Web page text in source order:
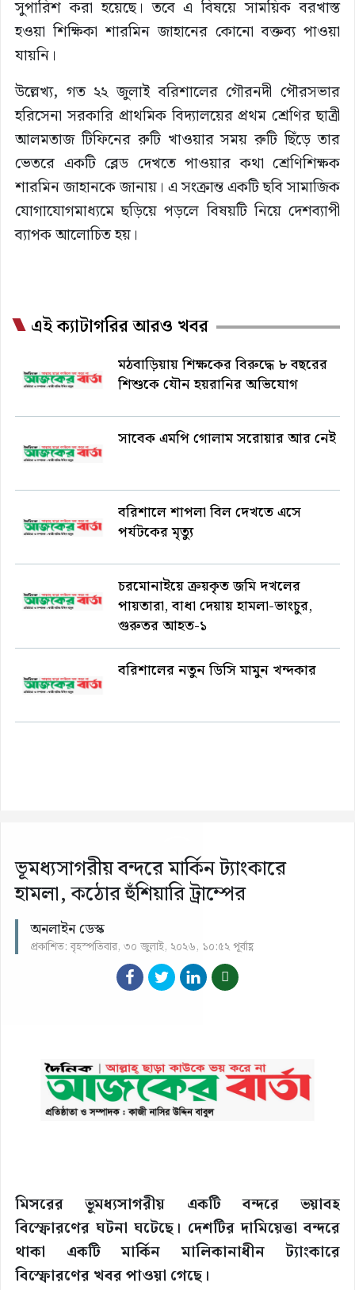
সুপারিশ করা হয়েছে। তবে এ বিষয়ে সাময়িক বরখাস্ত
হওয়া শিক্ষিকা শারমিন জাহানের কোনো বক্তব্য পাওয়া
যায়নি।
উল্লেখ্য, গত ২২ জুলাই বরিশালের গৌরনদী পৌরসভার
হরিসেনা সরকারি প্রাথমিক বিদ্যালয়ের প্রথম শ্রেণির ছাত্রী
আলমতাজ টিফিনের রুটি খাওয়ার সময় রুটি ছিঁড়ে তার
ভেতরে একটি ব্লেড দেখতে পাওয়ার কথা শ্রেণিশিক্ষক
শারমিন জাহানকে জানায়। এ সংক্রান্ত একটি ছবি সামাজিক
যোগাযোগমাধ্যমে ছড়িয়ে পড়লে বিষয়টি নিয়ে দেশব্যাপী
ব্যাপক আলোচিত হয়।
এই ক্যাটাগরির আরও খবর
মঠবাড়িয়ায় শিক্ষকের বিরুদ্ধে ৮ বছরের
শিশুকে যৌন হয়রানির অভিযোগ
সাবেক এমপি গোলাম সরোয়ার আর নেই
বরিশালে শাপলা বিল দেখতে এসে
পর্যটকের মৃত্যু
চরমোনাইয়ে ক্রয়কৃত জমি দখলের
পায়তারা, বাধা দেয়ায় হামলা-ভাংচুর,
গুরুতর আহত-১
বরিশালের নতুন ডিসি মামুন খন্দকার
ভূমধ্যসাগরীয় বন্দরে মার্কিন ট্যাংকারে
হামলা, কঠোর হুঁশিয়ারি ট্রাম্পের
অনলাইন ডেস্ক
প্রকাশিত: বৃহস্পতিবার, ৩০ জুলাই, ২০২৬, ১০:৫২ পূর্বাহ্ণ
মিসরের ভূমধ্যসাগরীয় একটি বন্দরে ভয়াবহ
বিস্ফোরণের ঘটনা ঘটেছে। দেশটির দামিয়েত্তা বন্দরে
থাকা একটি মার্কিন মালিকানাধীন ট্যাংকারে
বিস্ফোরণের খবর পাওয়া গেছে।